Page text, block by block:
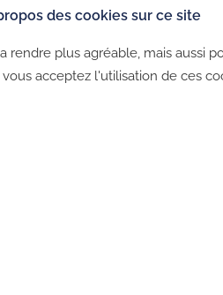
- Politique de confidentialité -
des cookies sur ce site
plus agréable, mais aussi
acceptez l'utilisation de ces